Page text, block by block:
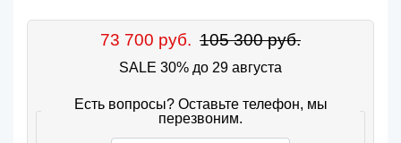
73 700 руб. 105 300 руб.
SALE 30% до 29 августа
Есть вопросы? Оставьте телефон, мы
перезвоним.